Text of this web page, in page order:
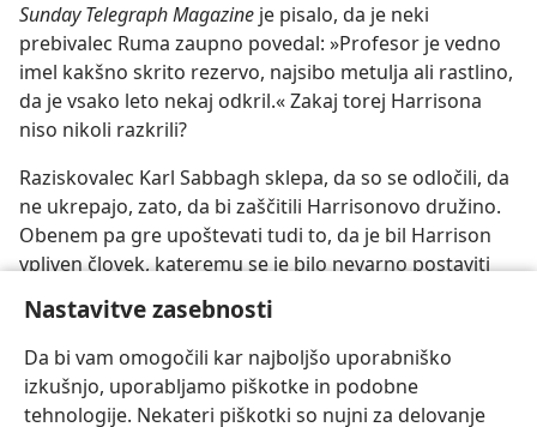
Nastavitve zasebnosti
Da bi vam omogočili kar najboljšo uporabniško
izkušnjo, uporabljamo piškotke in podobne
tehnologije. Nekateri piškotki so nujni za delovanje
Sunday Telegraph Magazine je pisalo, da je neki
prebivalec Ruma zaupno povedal: »Profesor je vedno
imel kakšno skrito rezervo, najsibo metulja ali rastlino,
da je vsako leto nekaj odkril.« Zakaj torej Harrisona
niso nikoli razkrili?
Raziskovalec Karl Sabbagh sklepa, da so se odločili, da
ne ukrepajo, zato, da bi zaščitili Harrisonovo družino.
Obenem pa gre upoštevati tudi to, da je bil Harrison
vpliven človek, kateremu se je bilo nevarno postaviti
»spravilo na slab glas celoten botanični stan«.